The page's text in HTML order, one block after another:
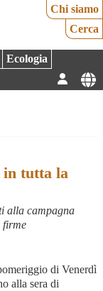
Chi siamo
Cerca
Ecologia
in tutta la
alla campagna
firme
di Venerdì
alla sera di